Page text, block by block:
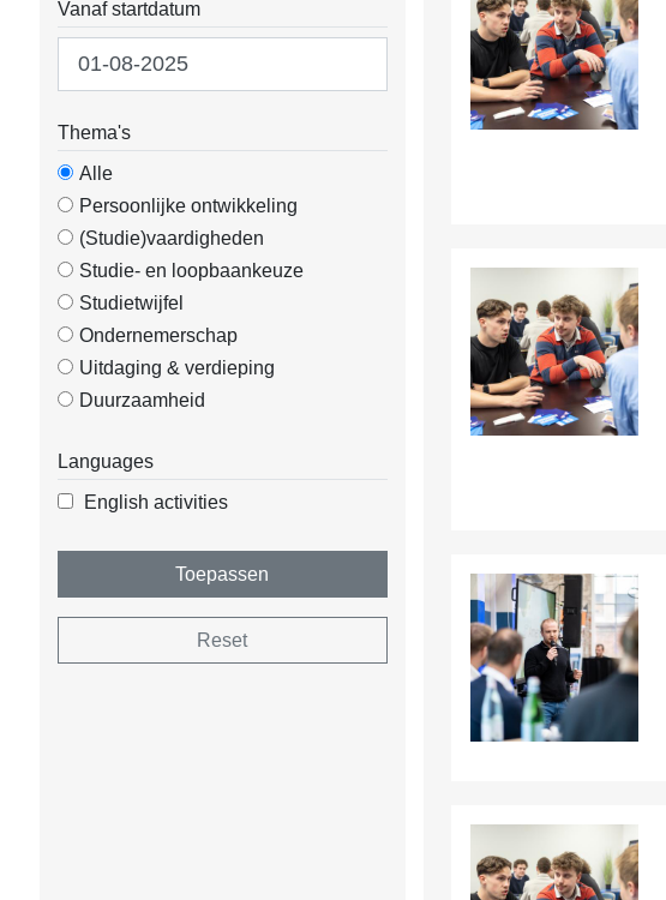
Vanaf startdatum
Thema's
Alle
Persoonlijke ontwikkeling
(Studie)vaardigheden
Studie- en loopbaankeuze
Studietwijfel
Ondernemerschap
Uitdaging & verdieping
Duurzaamheid
Languages
English activities
Toepassen
Reset